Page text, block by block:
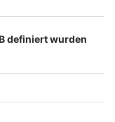
Impressum